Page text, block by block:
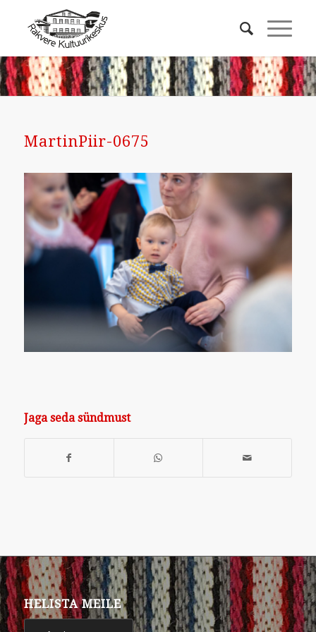
MartinPiir-0675
Jaga seda sündmust
HELISTA MEILE